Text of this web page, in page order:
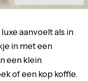
aanvoelt als in
in met een
een klein
of een kop koffie.